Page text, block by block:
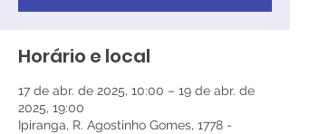
Horário e local
17 de abr. de 2025, 10:00 – 19 de abr. de
2025, 19:00
Ipiranga, R. Agostinho Gomes, 1778 -